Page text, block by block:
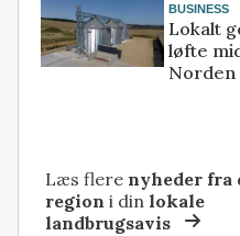
BUSINESS
Lokalt
løfte
Norden
Læs flere nyheder fra
region i dinlokale
landbrugsavis